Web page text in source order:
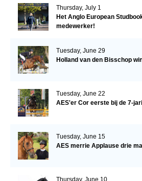
Thursday, July 1
Het Anglo European
medewerker!
Tuesday, June 29
Holland van den Bisschop
Tuesday, June 22
AES'er Cor eerste bij de 7-
Tuesday, June 15
AES merrie Applause drie
Thursday, June 10